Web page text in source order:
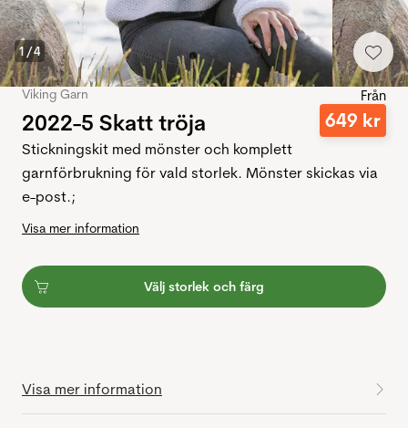
1/4
Viking Garn
2022-5 Skatt tröja
Från
649 kr
Stickningskit med mönster och komplett
garnförbrukning för vald storlek. Mönster skickas via
e-post.;
Visa mer information
Välj storlek och färg
Visa mer information